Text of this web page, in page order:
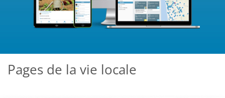
Pages de la vie locale